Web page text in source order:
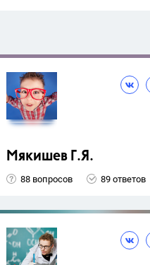
Мякишев Г.Я.
88 вопросов 89 ответов